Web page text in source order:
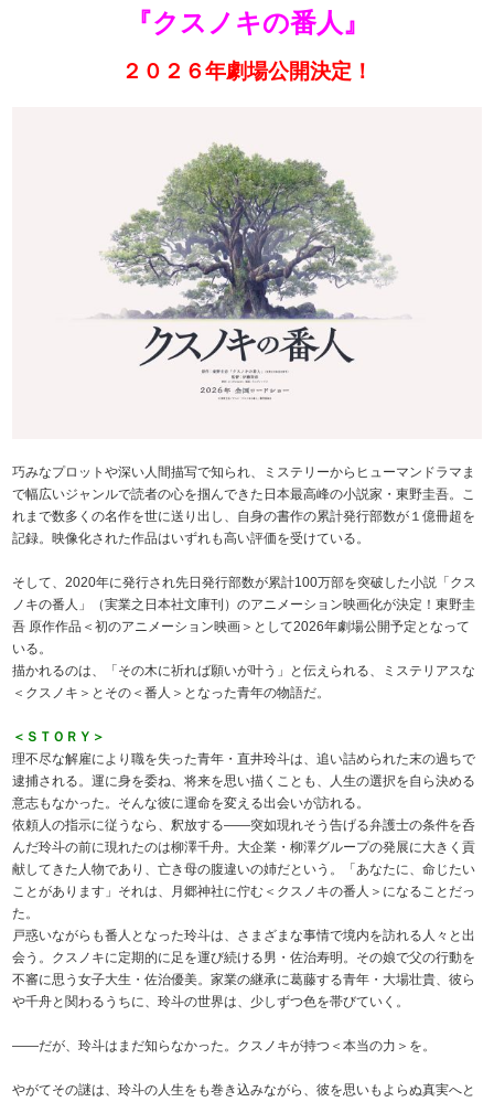
『クスノキの番人』
２０２６年劇場公開決定！
巧みなプロットや深い人間描写で知られ、ミステリーからヒューマンドラマま
で幅広いジャンルで読者の心を掴んできた日本最高峰の小説家・東野圭吾。こ
れまで数多くの名作を世に送り出し、自身の書作の累計発行部数が１億冊超を
記録。映像化された作品はいずれも高い評価を受けている。
そして、2020年に発行され先日発行部数が累計100万部を突破した小説「クス
ノキの番人」（実業之日本社文庫刊）のアニメーション映画化が決定！東野圭
吾 原作作品＜初のアニメーション映画＞として2026年劇場公開予定となって
いる。
描かれるのは、「その木に祈れば願いが叶う」と伝えられる、ミステリアスな
＜クスノキ＞とその＜番人＞となった青年の物語だ。
＜ＳＴＯＲＹ＞
理不尽な解雇により職を失った青年・直井玲斗は、追い詰められた末の過ちで
逮捕される。運に身を委ね、将来を思い描くことも、人生の選択を自ら決める
意志もなかった。そんな彼に運命を変える出会いが訪れる。
依頼人の指示に従うなら、釈放する――突如現れそう告げる弁護士の条件を呑
んだ玲斗の前に現れたのは柳澤千舟。大企業・柳澤グループの発展に大きく貢
献してきた人物であり、亡き母の腹違いの姉だという。「あなたに、命じたい
ことがあります」それは、月郷神社に佇む＜クスノキの番人＞になることだっ
た。
戸惑いながらも番人となった玲斗は、さまざまな事情で境内を訪れる人々と出
会う。クスノキに定期的に足を運び続ける男・佐治寿明。その娘で父の行動を
不審に思う女子大生・佐治優美。家業の継承に葛藤する青年・大場壮貴、彼ら
や千舟と関わるうちに、玲斗の世界は、少しずつ色を帯びていく。
――だが、玲斗はまだ知らなかった。クスノキが持つ＜本当の力＞を。
やがてその謎は、玲斗の人生をも巻き込みながら、彼を思いもよらぬ真実へと